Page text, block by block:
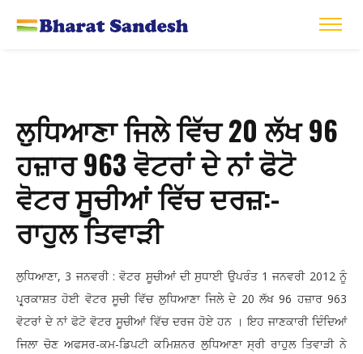
ਲੁਧਿਆਣਾ ਜਿਲੇ ਵਿੱਚ 20 ਲੱਖ 96
ਹਜ਼ਾਰ 963 ਵੋਟਰਾਂ ਦੇ ਨਾਂ ਫੋਟੋ
ਵੋਟਰ ਸੂਚੀਆਂ ਵਿੱਚ ਦਰਜ਼:-
ਰਾਹੁਲ ਤਿਵਾੜੀ
ਲੁਧਿਆਣਾ, 3 ਜਨਵਰੀ : ਵੋਟਰ ਸੂਚੀਆਂ ਦੀ ਸੁਧਾਈ ਉਪਰੰਤ 1 ਜਨਵਰੀ 2012 ਨੂੰ
ਪ੍ਰ੍ਰਕਾਸ਼ਤ ਹੋਈ ਵੋਟਰ ਸੂਚੀ ਵਿੱਚ ਲੁਧਿਆਣਾ ਜਿਲੇ ਦੇ 20 ਲੱਖ 96 ਹਜ਼ਾਰ 963
ਵੋਟਰਾਂ ਦੇ ਨਾਂ ਫੋਟੋ ਵੋਟਰ ਸੂਚੀਆਂ ਵਿੱਚ ਦਰਜ ਹੋਏ ਹਨ । ਇਹ ਜਾਣਕਾਰੀ ਦਿੰਦਿਆਂ
ਜਿਲਾ ਚੋਣ ਅਫਸਰ-ਕਮ-ਡਿਪਟੀ ਕਮਿਸ਼ਨਰ ਲੁਧਿਆਣਾ ਸ੍ਰੀ ਰਾਹੁਲ ਤਿਵਾੜੀ ਨੇ